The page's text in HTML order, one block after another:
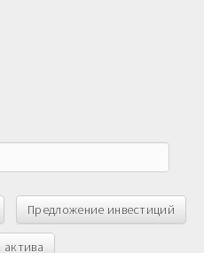
Предложение инвестиций